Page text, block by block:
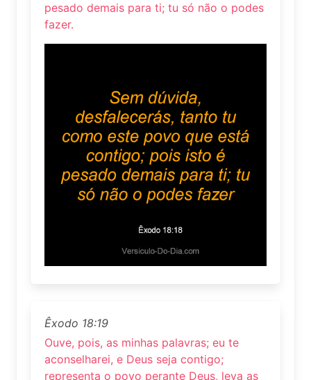
pesado demais para ti; tu só não o podes
fazer.
Êxodo 18:19
Ouve, pois, as minhas palavras; eu te
aconselharei, e Deus seja contigo;
representa o povo perante Deus, leva as